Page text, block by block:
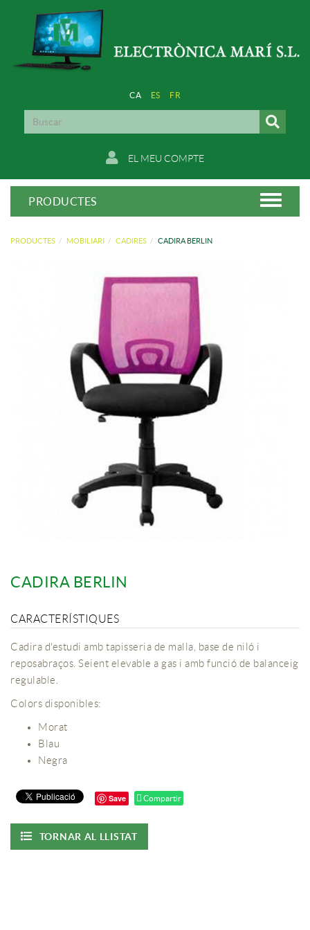
CA ES FR
EL MEU COMPTE
PRODUCTES
PRODUCTES MOBILIARI CADIRES CADIRA BERLIN
CADIRA BERLIN
CARACTERÍSTIQUES
Cadira d'estudi amb tapisseria de malla, base de niló i
reposabraços. Seient elevable a gas i amb funció de balanceig
regulable.
Colors disponibles:
Morat
Blau
Negra
Save Compartir
TORNAR AL LLISTAT